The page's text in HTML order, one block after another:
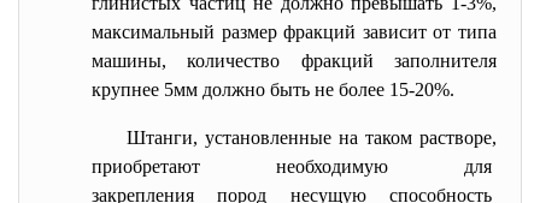
максимальный размер фракций зависит от типа
машины, количество фракций заполнителя
крупнее 5мм должно быть не более 15-20%.
Штанги, установленные на таком растворе,
приобретают необходимую для
закрепления пород несущую способность